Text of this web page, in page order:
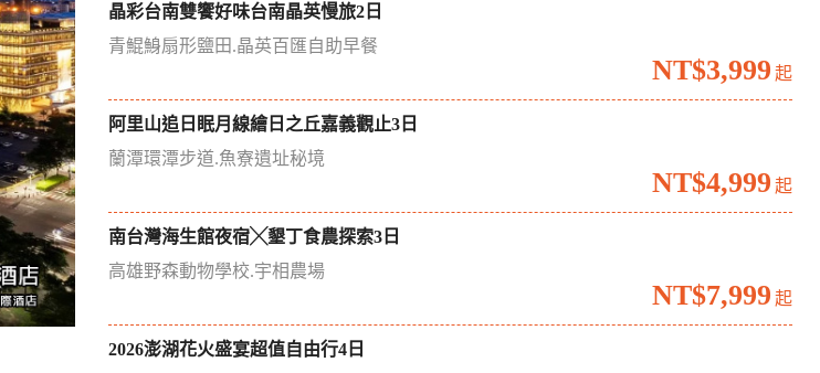
晶彩台南雙饗好味台南晶英慢旅2日
青鯤鯓扇形鹽田.晶英百匯自助早餐
NT$3,999 起
阿里山追日眠月線繪日之丘嘉義觀止3日
蘭潭環潭步道.魚寮遺址秘境
NT$4,999 起
南台灣海生館夜宿╳墾丁食農探索3日
高雄野森動物學校.宇相農場
NT$7,999 起
2026澎湖花火盛宴超值自由行4日